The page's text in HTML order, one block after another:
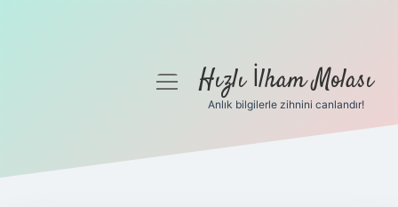
Gizlilik Politikası
menüyüHızlı İlham Molası
Anlık bilgilerle zihnini canlandır!